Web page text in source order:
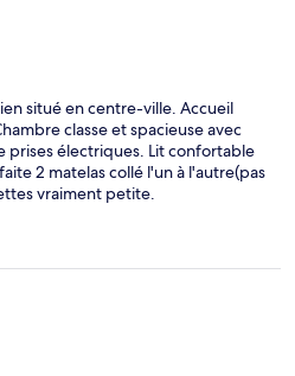
situé en centre-ville. Accueil
classe et spacieuse avec
prises électriques. Lit confortable
2 matelas collé l'un à l'autre(pas
vraiment petite.